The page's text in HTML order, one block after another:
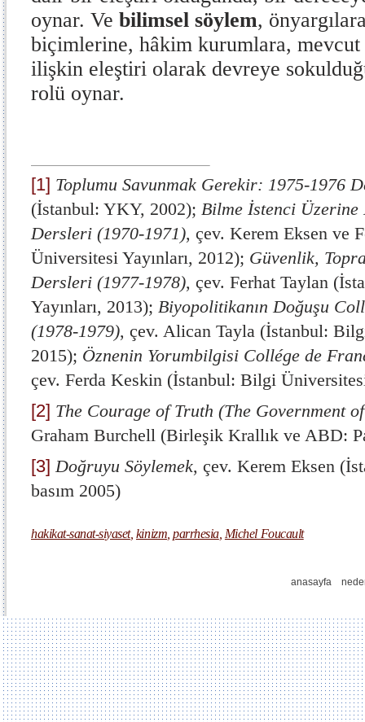
oynar. Ve bilimsel söylem,
biçimlerine, hâkim kurumlara, mevcut
ilişkin eleştiri olarak devreye
rolü oynar.
[1] Toplumu Savunmak Gerekir: 1975-1976
(İstanbul: YKY, 2002); Bilme İstenci
Dersleri (1970-1971), çev. Kerem Eksen ve
Üniversitesi Yayınları, 2012); Güvenlik,
Dersleri (1977-1978), çev. Ferhat Taylan
Yayınları, 2013); Biyopolitikanın Doğuşu
(1978-1979), çev. Alican Tayla (İstanbul:
2015); Öznenin Yorumbilgisi Collége de
çev. Ferda Keskin (İstanbul: Bilgi
[2] The Courage of Truth (The Government
Graham Burchell (Birleşik Krallık ve ABD:
[3] Doğruyu Söylemek, çev. Kerem Eksen
basım 2005)
hakikat-sanat-siyaset, kinizm,parrhesia, Michel Foucault
anasayfa